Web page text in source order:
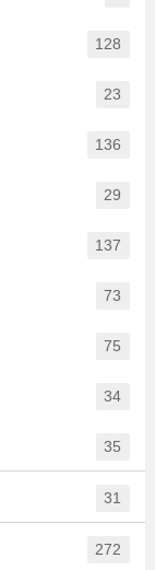
128
23
136
29
137
73
75
34
35
31
272